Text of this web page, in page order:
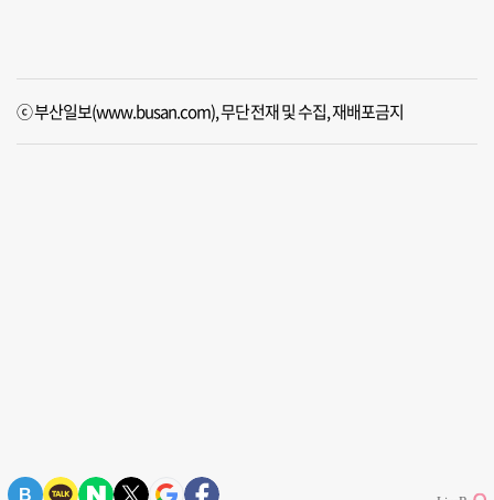
ⓒ 부산일보(www.busan.com), 무단전재 및 수집, 재배포금지